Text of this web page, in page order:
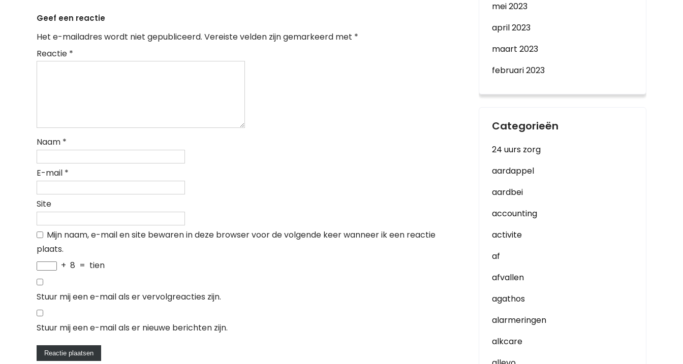
Geef een reactie
Het e-mailadres wordt niet gepubliceerd. Vereiste velden zijn gemarkeerd met *
Reactie *
Naam *
E-mail *
Site
Mijn naam, e-mail en site bewaren in deze browser voor de volgende keer wanneer ik een reactie
plaats.
+ 8 = tien
Stuur mij een e-mail als er vervolgreacties zijn.
Stuur mij een e-mail als er nieuwe berichten zijn.
mei 2023
april 2023
maart 2023
februari 2023
Categorieën
24 uurs zorg
aardappel
aardbei
accounting
activite
af
afvallen
agathos
alarmeringen
alkcare